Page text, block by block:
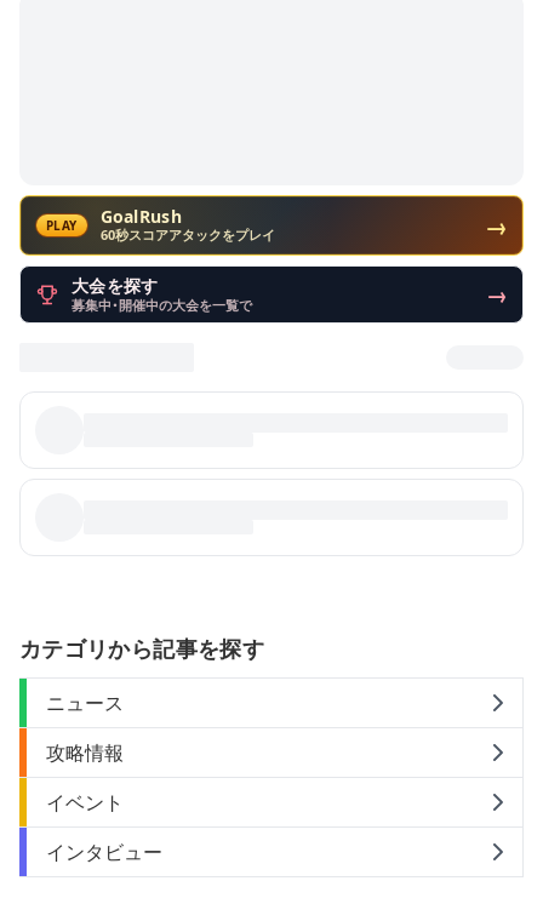
PLAY GoalRush
60秒スコアアタックをプレイ →
大会を探す
募集中・開催中の大会を一覧で →
カテゴリから記事を探す
ニュース
攻略情報
イベント
インタビュー